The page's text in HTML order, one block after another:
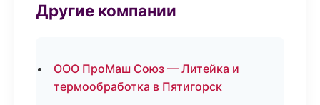
Другие компании
ООО ПроМаш Союз — Литейка и
термообработка в Пятигорск